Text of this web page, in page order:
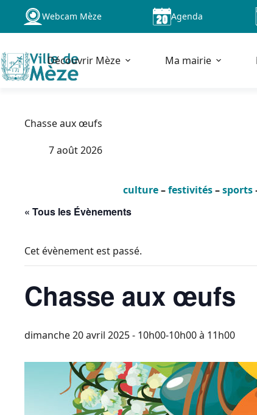
Passer
contenu
Webcam Mèze Agenda
Découvrir Mèze Ma mairie
Chasse aux œufs
7 août 2026
culture–festivités–sports
« Tous les Évènements
Cet évènement est passé.
Chasse aux œufs
dimanche 20 avril 2025 - 10h00-10h00à 11h00